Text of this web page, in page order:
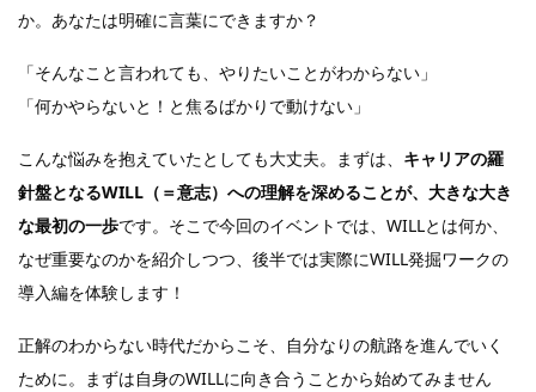
か。あなたは明確に言葉にできますか？
「そんなこと言われても、やりたいことがわからない」
「何かやらないと！と焦るばかりで動けない」
こんな悩みを抱えていたとしても大丈夫。まずは、 キャリアの羅
針盤となるWILL（＝意志）への理解を深めることが、大きな大き
な最初の一歩です。そこで今回のイベントでは、WILLとは何か、
なぜ重要なのかを紹介しつつ、後半では実際にWILL発掘ワークの
導入編を体験します！
正解のわからない時代だからこそ、自分なりの航路を進んでいく
ために。まずは自身のWILLに向き合うことから始めてみません